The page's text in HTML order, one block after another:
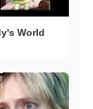
World